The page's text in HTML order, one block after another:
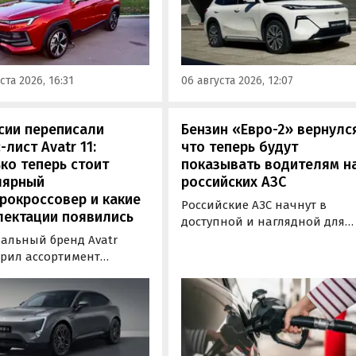
можно при покупке
автомобиля 2025 или
выпуска в период с 4
сообщили в
компании.
2026, 16:31
типа. Автомобиль оснащен
инновационной системой
названием Electric Motor
Extended Range (EM-R) и
заряжаться от 30 до 80%
06 августа 2026, 12:07
переписали
лист Avatr 11:
теперь стоит
и какие
появились
бренд Avatr
ассортимент
Avatr 11 в России
2026 года. Вместе с
его прайс-листа
единственное
Бензин «Евро-2»
что теперь будут
показывать водителям
российских АЗС
Российские АЗС начнут в
доступной и наглядной для
отпускаемого топлива. Это
позволит автовладельцам
осознанно выбрать топливо
определенного класса — от